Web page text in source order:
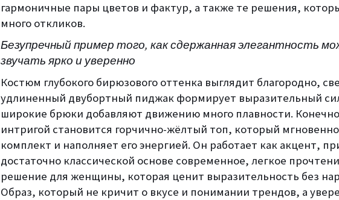
гармоничные пары цветов и фактур, а также те решения,
много откликов.
Безупречный пример того, как сдержанная элегантность
звучать ярко и уверенно
Костюм глубокого бирюзового оттенка выглядит благородно,
удлиненный двубортный пиджак формирует выразительный
широкие брюки добавляют движению много плавности.
интригой становится горчично-жёлтый топ, который
комплект и наполняет его энергией. Он работает как акцент,
достаточно классической основе современное, легкое
решение для женщины, которая ценит выразительность без
Образ, который не кричит о вкусе и понимании трендов, а